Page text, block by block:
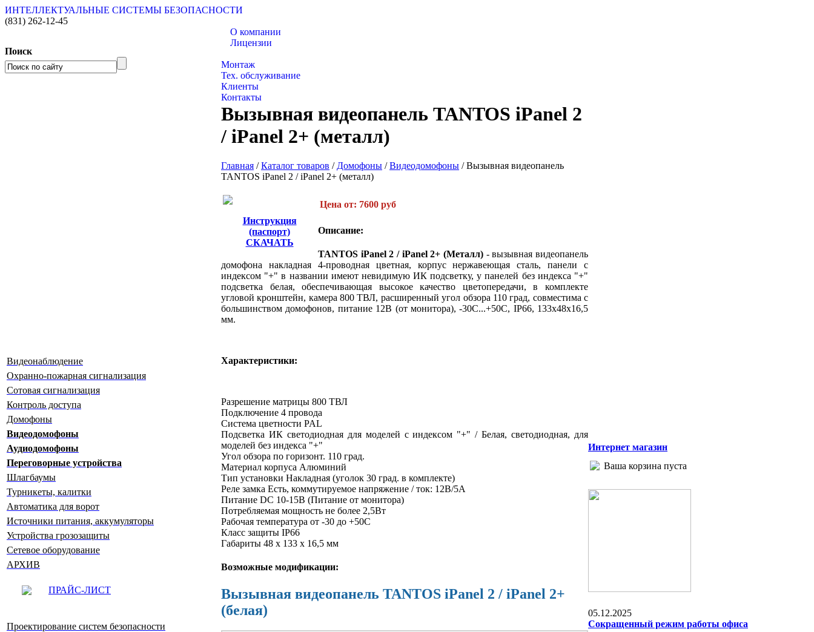
ИНТЕЛЛЕКТУАЛЬНЫЕ СИСТЕМЫ БЕЗОПАСНОСТИ
(831) 262-12-45
Поиск
О компании
Лицензии
Монтаж
Тех. обслуживание
Клиенты
Контакты
Видеонаблюдение
Охранно-пожарная сигнализация
Сотовая сигнализация
Контроль доступа
Домофоны
Видеодомофоны
Аудиодомофоны
Переговорные устройства
Шлагбаумы
Турникеты, калитки
Автоматика для ворот
Источники питания, аккумуляторы
Устройства грозозащиты
Сетевое оборудование
АРХИВ
ПРАЙС-ЛИСТ
Проектирование систем безопасности
Вызывная видеопанель TANTOS iPanel 2
/ iPanel 2+ (металл)
Главная /Каталог товаров /Домофоны /Видеодомофоны /Вызывная видеопанель
TANTOS iPanel 2 / iPanel 2+ (металл)
Инструкция
(паспорт)
СКАЧАТЬ
Цена от: 7600 руб
Описание:
TANTOS iPanel 2 / iPanel 2+ (Металл) - вызывная видеопанель
домофона накладная 4-проводная цветная, корпус нержавеющая сталь, панели с
индексом "+" в названии имеют невидимую ИК подсветку, у панелей без индекса "+"
подсветка белая, обеспечивающая высокое качество цветопередачи, в комплекте
угловой кронштейн, камера 800 ТВЛ, расширенный угол обзора 110 град, совместима с
большинством домофонов, питание 12В (от монитора), -30С...+50С, IP66, 133x48x16,5
мм.
Характеристики:
Разрешение матрицы 800 ТВЛ
Подключение 4 провода
Система цветности PAL
Подсветка ИК светодиодная для моделей с индексом "+" / Белая, светодиодная, для
моделей без индекса "+"
Угол обзора по горизонт. 110 град.
Материал корпуса Алюминий
Тип установки Накладная (уголок 30 град. в комплекте)
Реле замка Есть, коммутируемое напряжение / ток: 12В/5А
Питание DC 10-15В (Питание от монитора)
Потребляемая мощность не более 2,5Вт
Рабочая температура от -30 до +50С
Класс защиты IP66
Габариты 48 x 133 x 16,5 мм
Возможные модификации:
Вызывная видеопанель TANTOS iPanel 2 / iPanel 2+
(белая)
Интернет магазин
Ваша корзина пуста
05.12.2025
Сокращенный режим работы офиса